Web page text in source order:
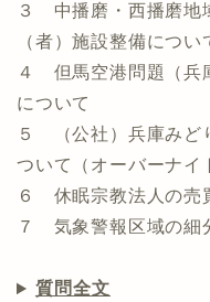
３ 中播磨・西播磨地
（者）施設整備につい
４ 但馬空港問題（兵
について
５ （公社）兵庫みど
ついて（オーバーナイ
６ 休眠宗教法人の売
７ 気象警報区域の細
質問全文